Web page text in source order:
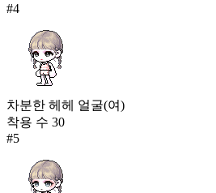
#4
차분한 헤헤 얼굴(여)
착용 수 30
#5